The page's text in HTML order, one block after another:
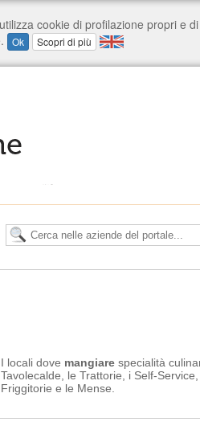
I locali dove mangiare specialità
Tavolecalde, le Trattorie, i Self-
Friggitorie e le Mense.